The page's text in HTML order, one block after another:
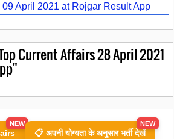
09 April 2021 at Rojgar Result App
Current Affairs 28 April 2021
NEW
📋 अपनी योग्यता के अनुसार भर्ती देखें
NEW